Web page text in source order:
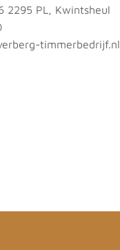
2295 PL, Kwintsheul
timmerbedrijf.nl